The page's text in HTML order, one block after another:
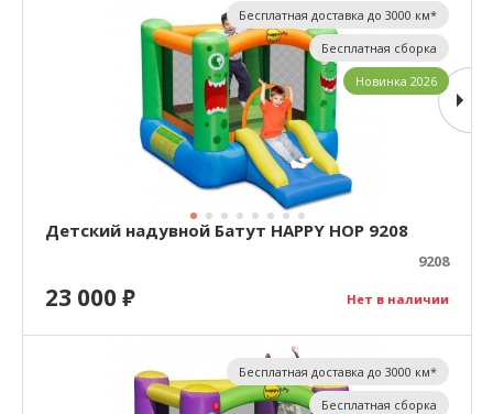
Детский надувной Батут HAPPY HOP 9208
9208
Нет в наличии
23 000₽
Бесплатная доставка до 3000 км*
Бесплатная сборка
Новинка 2026
Бесплатная доставка до 3000 км*
Бесплатная сборка